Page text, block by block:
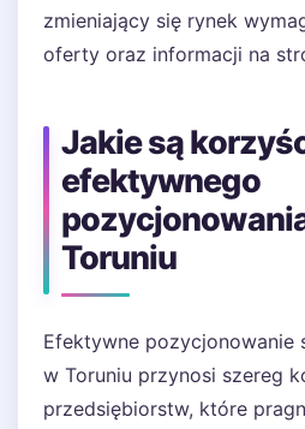
zmieniający się rynek
oferty oraz informacji na
Jakie są
efektywnego
Toruniu
Efektywne pozycjonowanie
w Toruniu przynosi szereg
przedsiębiorstw, które